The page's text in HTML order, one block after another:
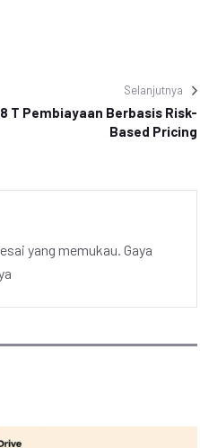
Selanjutnya
T Pembiayaan Berbasis Risk-
Based Pricing
yang memukau. Gaya